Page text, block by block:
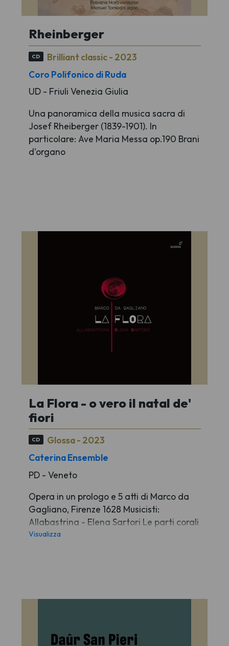
Rheinberger
CD
Brilliant classic - 2023
Coro Polifonico di Ruda
UD - Friuli Venezia Giulia
Una panoramica della musica sacra di
Josef Rheiberger (1839-1901). In
particolare: Ave Maria Messa op.190 Brani
d'organo
La Flora - o vero il natal de'
fiori
CD
Glossa - 2023
Caterina Ensemble
PD - Veneto
Opera in un prologo e 5 atti di Marco da
Gagliano, Firenze 1628 Musicisti:
Allabastrina - Elena Sartori Le parti corali
sono a cura del Caterina Ensemble,
Visualizza